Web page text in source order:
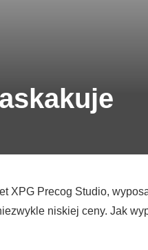
XPG Precog Studio,
niskiej ceny. Jak